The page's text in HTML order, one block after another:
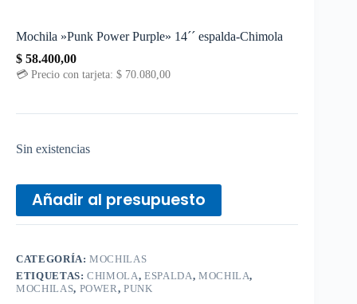
Mochila »Punk Power Purple» 14´´ espalda-Chimola
$ 58.400,00
💳 Precio con tarjeta: $ 70.080,00
Sin existencias
Añadir al presupuesto
CATEGORÍA:MOCHILAS
ETIQUETAS:CHIMOLA,ESPALDA, MOCHILA,
MOCHILAS, POWER,PUNK